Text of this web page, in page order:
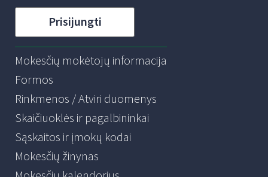
Prisijungti
Mokesčių mokėtojų informacija
Formos
Rinkmenos / Atviri duomenys
Skaičiuoklės ir pagalbininkai
Sąskaitos ir įmokų kodai
Mokesčių žinynas